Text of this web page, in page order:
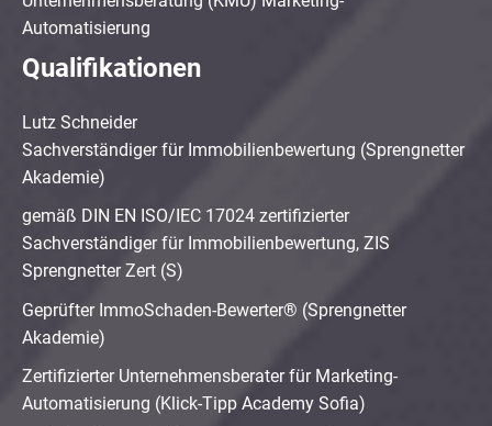
Automatisierung
Qualifikationen
Lutz Schneider
Sachverständiger für Immobilienbewertung (Sprengnetter
Akademie)
gemäß DIN EN ISO/IEC 17024 zertifizierter
Sachverständiger für Immobilienbewertung, ZIS
Sprengnetter Zert (S)
Geprüfter ImmoSchaden-Bewerter® (Sprengnetter
Akademie)
Zertifizierter Unternehmensberater für Marketing-
Automatisierung (Klick-Tipp Academy Sofia)